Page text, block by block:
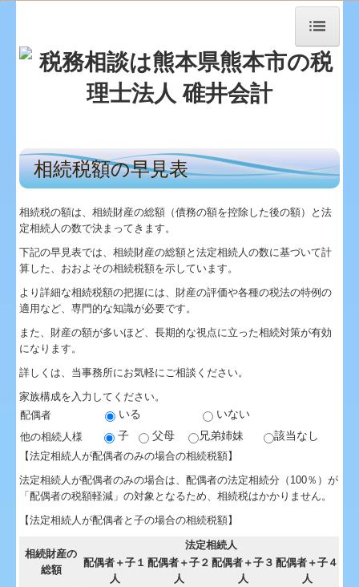
トップページ
経営理念
職員紹介
交通案内
掲示板
社会福祉法人の皆様へ
病院・診療所の皆様へ
補助金・助成金・融資情報
関連リンク
リンク集
経営者お役立ち情報
セミナー案内
相続税額の早見表
相続税の額は、相続財産の総額（債務の額を控除した後の額）と法
定相続人の数で決まってきます。
下記の早見表では、相続財産の総額と法定相続人の数に基づいて計
算した、おおよその相続税額を示しています。
より詳細な相続税額の把握には、財産の評価や各種の税法の特例の
適用など、専門的な知識が必要です。
また、財産の額が多いほど、長期的な視点に立った相続対策が有効
になります。
詳しくは、当事務所にお気軽にご相談ください。
家族構成を入力してください。
配偶者
いる いない
他の相続人様 子 父母 兄弟姉妹 該当なし
【法定相続人が配偶者のみの場合の相続税額】
法定相続人が配偶者のみの場合は、配偶者の法定相続分（100％）が
「配偶者の税額軽減」の対象となるため、相続税はかかりません。
【法定相続人が配偶者と子の場合の相続税額】
相続財産の
総額
法定相続人
配偶者＋子１
人
配偶者＋子２
人
配偶者＋子３
人
配偶者＋子４
人